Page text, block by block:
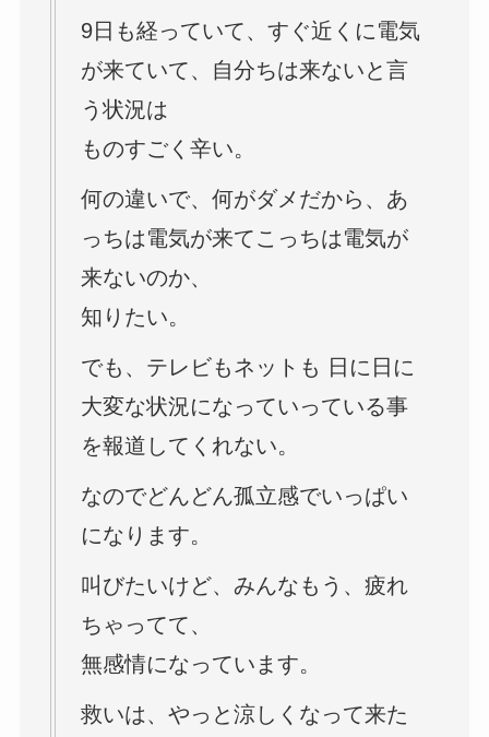
9日も経っていて、すぐ近くに電気
が来ていて、自分ちは来ないと言
う状況は
ものすごく辛い。
何の違いで、何がダメだから、あ
っちは電気が来てこっちは電気が
来ないのか、
知りたい。
でも、テレビもネットも 日に日に
大変な状況になっていっている事
を報道してくれない。
なのでどんどん孤立感でいっぱい
になります。
叫びたいけど、みんなもう、疲れ
ちゃってて、
無感情になっています。
救いは、やっと涼しくなって来た